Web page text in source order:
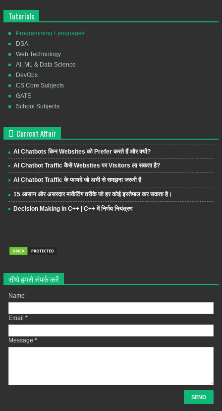
Tutorials
Programming Languages
DSA
Web Technology
AI, ML & Data Science
DevOps
CS Core Subjects
GATE
School Subjects
Current Affair
AI Chatbots किन Websites को Prefer करते हैं और क्यों?
AI Chatbot Traffic कैसे Websites पर Visitors ला सकता है?
AI Chatbot Traffic के फायदे जो अभी से समझना जरूरी है
15 आसान और असरदार मार्केटिंग तरीके जो हर कोई इस्तेमाल कर सकता है।
Decision Making in C++ | C++ में निर्णय नियंत्रण
सीधे हमसे संपर्क करें
Name
Email *
Message *